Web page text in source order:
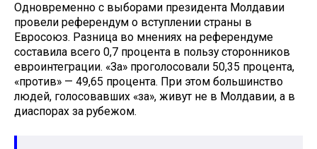
Одновременно с выборами президента Молдавии
провели референдум о вступлении страны в
Евросоюз. Разница во мнениях на референдуме
составила всего 0,7 процента в пользу сторонников
евроинтеграции. «За» проголосовали 50,35 процента,
«против» — 49,65 процента. При этом большинство
людей, голосовавших «за», живут не в Молдавии, а в
диаспорах за рубежом.